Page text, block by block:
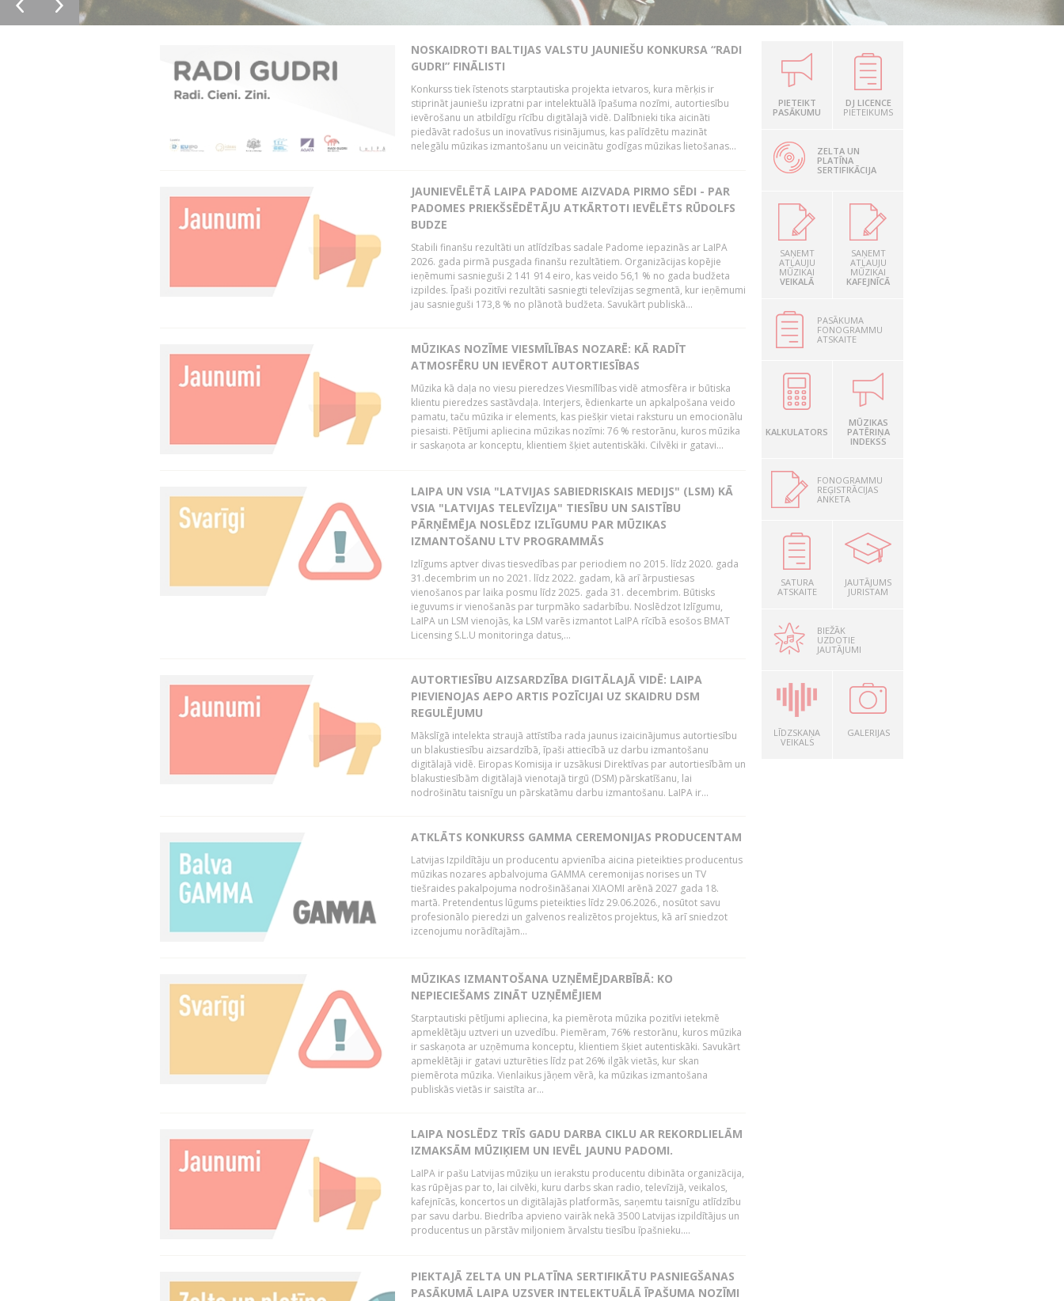
NOSKAIDROTI BALTIJAS VALSTU JAUNIEŠU KONKURSA “RADI
GUDRI” FINĀLISTI
Konkurss tiek īstenots starptautiska projekta ietvaros, kura mērķis ir
stiprināt jauniešu izpratni par intelektuālā īpašuma nozīmi, autortiesību
ievērošanu un atbildīgu rīcību digitālajā vidē. Dalībnieki tika aicināti
piedāvāt radošus un inovatīvus risinājumus, kas palīdzētu mazināt
nelegālu mūzikas izmantošanu un veicinātu godīgas mūzikas lietošanas...
JAUNIEVĒLĒTĀ LAIPA PADOME AIZVADA PIRMO SĒDI - PAR
PADOMES PRIEKŠSĒDĒTĀJU ATKĀRTOTI IEVĒLĒTS RŪDOLFS
BUDZE
Stabili finanšu rezultāti un atlīdzības sadale Padome iepazinās ar LaIPA
2026. gada pirmā pusgada finanšu rezultātiem. Organizācijas kopējie
ieņēmumi sasnieguši 2 141 914 eiro, kas veido 56,1 % no gada budžeta
izpildes. Īpaši pozitīvi rezultāti sasniegti televīzijas segmentā, kur ieņēmumi
jau sasnieguši 173,8 % no plānotā budžeta. Savukārt publiskā...
MŪZIKAS NOZĪME VIESMĪLĪBAS NOZARĒ: KĀ RADĪT
ATMOSFĒRU UN IEVĒROT AUTORTIESĪBAS
Mūzika kā daļa no viesu pieredzes Viesmīlības vidē atmosfēra ir būtiska
klientu pieredzes sastāvdaļa. Interjers, ēdienkarte un apkalpošana veido
pamatu, taču mūzika ir elements, kas piešķir vietai raksturu un emocionālu
piesaisti. Pētījumi apliecina mūzikas nozīmi: 76 % restorānu, kuros mūzika
ir saskaņota ar konceptu, klientiem šķiet autentiskāki. Cilvēki ir gatavi...
LAIPA UN VSIA "LATVIJAS SABIEDRISKAIS MEDIJS" (LSM) KĀ
VSIA "LATVIJAS TELEVĪZIJA" TIESĪBU UN SAISTĪBU
PĀRŅĒMĒJA NOSLĒDZ IZLĪGUMU PAR MŪZIKAS
IZMANTOŠANU LTV PROGRAMMĀS
Izlīgums aptver divas tiesvedības par periodiem no 2015. līdz 2020. gada
31.decembrim un no 2021. līdz 2022. gadam, kā arī ārpustiesas
vienošanos par laika posmu līdz 2025. gada 31. decembrim. Būtisks
ieguvums ir vienošanās par turpmāko sadarbību. Noslēdzot Izlīgumu,
LaIPA un LSM vienojās, ka LSM varēs izmantot LaIPA rīcībā esošos BMAT
Licensing S.L.U monitoringa datus,...
AUTORTIESĪBU AIZSARDZĪBA DIGITĀLAJĀ VIDĒ: LAIPA
PIEVIENOJAS AEPO ARTIS POZĪCIJAI UZ SKAIDRU DSM
REGULĒJUMU
Mākslīgā intelekta straujā attīstība rada jaunus izaicinājumus autortiesību
un blakustiesību aizsardzībā, īpaši attiecībā uz darbu izmantošanu
digitālajā vidē. Eiropas Komisija ir uzsākusi Direktīvas par autortiesībām un
blakustiesībām digitālajā vienotajā tirgū (DSM) pārskatīšanu, lai
nodrošinātu taisnīgu un pārskatāmu darbu izmantošanu. LaIPA ir...
ATKLĀTS KONKURSS GAMMA CEREMONIJAS PRODUCENTAM
Latvijas Izpildītāju un producentu apvienība aicina pieteikties producentus
mūzikas nozares apbalvojuma GAMMA ceremonijas norises un TV
tiešraides pakalpojuma nodrošināšanai XIAOMI arēnā 2027 gada 18.
martā. Pretendentus lūgums pieteikties līdz 29.06.2026., nosūtot savu
profesionālo pieredzi un galvenos realizētos projektus, kā arī sniedzot
izcenojumu norādītajām...
MŪZIKAS IZMANTOŠANA UZŅĒMĒJDARBĪBĀ: KO
NEPIECIEŠAMS ZINĀT UZŅĒMĒJIEM
Starptautiski pētījumi apliecina, ka piemērota mūzika pozitīvi ietekmē
apmeklētāju uztveri un uzvedību. Piemēram, 76% restorānu, kuros mūzika
ir saskaņota ar uzņēmuma konceptu, klientiem šķiet autentiskāki. Savukārt
apmeklētāji ir gatavi uzturēties līdz pat 26% ilgāk vietās, kur skan
piemērota mūzika. Vienlaikus jāņem vērā, ka mūzikas izmantošana
publiskās vietās ir saistīta ar...
LAIPA NOSLĒDZ TRĪS GADU DARBA CIKLU AR REKORDLIELĀM
IZMAKSĀM MŪZIĶIEM UN IEVĒL JAUNU PADOMI.
LaIPA ir pašu Latvijas mūziķu un ierakstu producentu dibināta organizācija,
kas rūpējas par to, lai cilvēki, kuru darbs skan radio, televīzijā, veikalos,
kafejnīcās, koncertos un digitālajās platformās, saņemtu taisnīgu atlīdzību
par savu darbu. Biedrība apvieno vairāk nekā 3500 Latvijas izpildītājus un
producentus un pārstāv miljoniem ārvalstu tiesību īpašnieku....
PIEKTAJĀ ZELTA UN PLATĪNA SERTIFIKĀTU PASNIEGŠANAS
PASĀKUMĀ LAIPA UZSVER INTELEKTUĀLĀ ĪPAŠUMA NOZĪMI
PIETEIKT
PASĀKUMU
DJ LICENCE
PIETEIKUMS
ZELTA UN
PLATĪNA
SERTIFIKĀCIJA
SAŅEMT
ATĻAUJU
MŪZIKAI
VEIKALĀ
SAŅEMT
ATĻAUJU
MŪZIKAI
KAFEJNĪCĀ
PASĀKUMA
FONOGRAMMU
ATSKAITE
KALKULATORS
MŪZIKAS
PATĒRIŅA
INDEKSS
FONOGRAMMU
REĢISTRĀCIJAS
ANKETA
SATURA
ATSKAITE
JAUTĀJUMS
JURISTAM
BIEŽĀK
UZDOTIE
JAUTĀJUMI
LĪDZSKAŅA
VEIKALS
GALERIJAS